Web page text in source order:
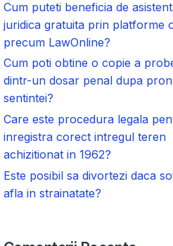
Cum puteti beneficia de
juridica gratuita prin platforme
precum LawOnline?
Cum poti obtine o copie a
dintr-un dosar penal dupa
sentintei?
Care este procedura legala
inregistra corect intregul teren
achizitionat in 1962?
Este posibil sa divortezi daca
afla in strainatate?